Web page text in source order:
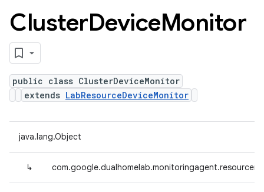
ClusterDeviceMonitor
public class ClusterDeviceMonitor
extends LabResourceDeviceMonitor
java.lang.Object
↳